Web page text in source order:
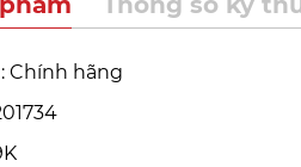
: Chính hãng